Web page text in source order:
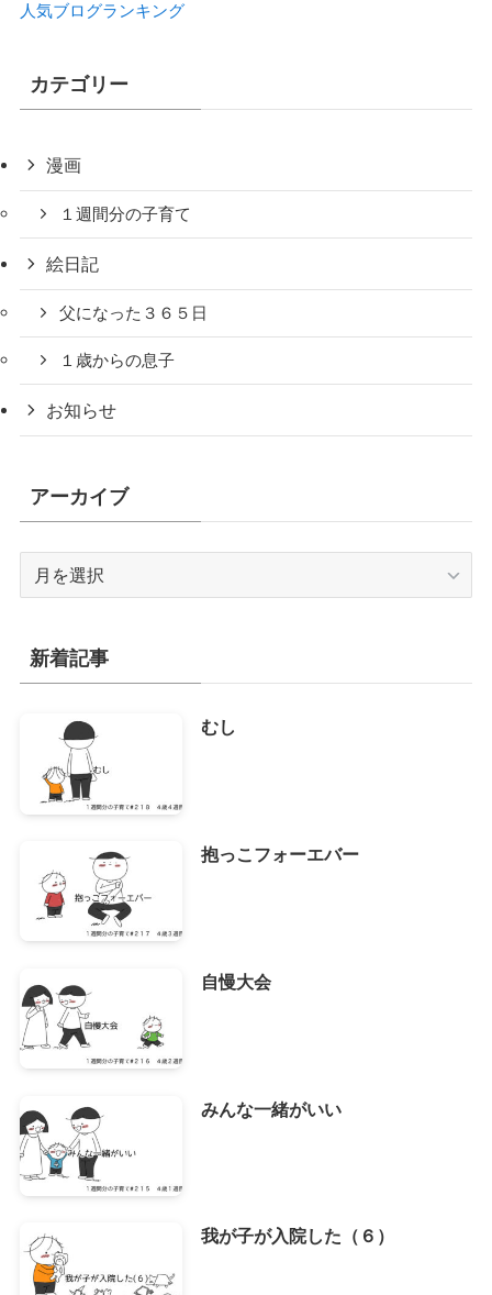
人気ブログランキング
カテゴリー
漫画
１週間分の子育て
絵日記
父になった３６５日
１歳からの息子
お知らせ
アーカイブ
イ
ブ
新着記事
むし
抱っこフォーエバー
自慢大会
みんな一緒がいい
我が子が入院した（６）